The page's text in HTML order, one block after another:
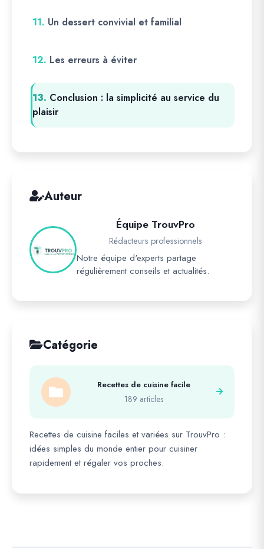
11. Un dessert convivial et familial
12. Les erreurs à éviter
13. Conclusion : la simplicité au service du
plaisir
Auteur
Équipe TrouvPro
Rédacteurs professionnels
Notre équipe d'experts partage
régulièrement conseils et actualités.
Catégorie
Recettes de cuisine facile
189 articles
Recettes de cuisine faciles et variées sur TrouvPro :
idées simples du monde entier pour cuisiner
rapidement et régaler vos proches.